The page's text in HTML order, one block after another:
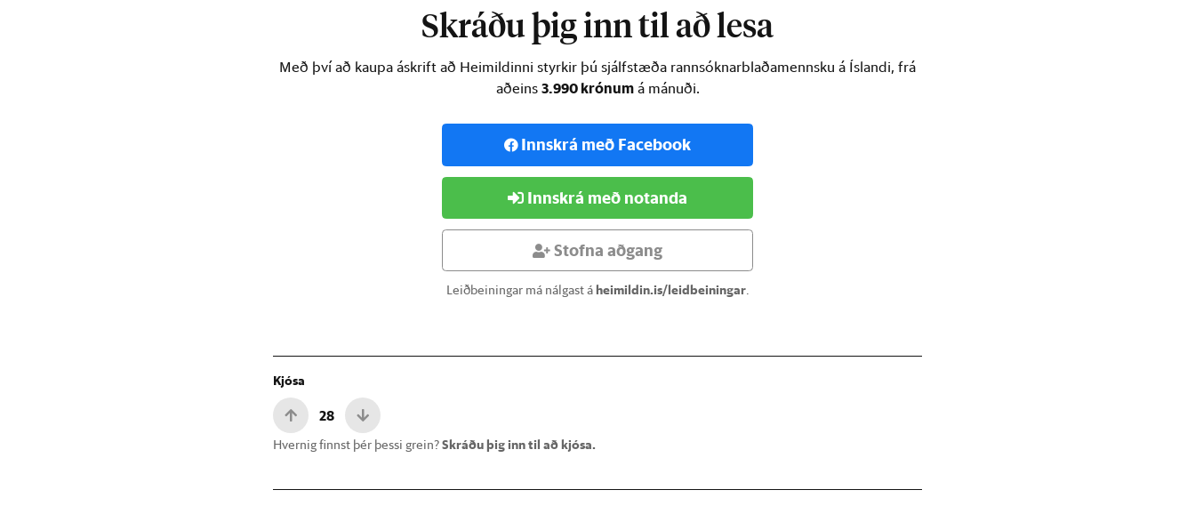
Skráðu þig inn til að lesa
Með því að kaupa áskrift að Heimildinni styrkir þú sjálfstæða rannsóknarblaðamennsku á Íslandi, frá
aðeins 3.990 krónumá mánuði.
Innskrá með Facebook
Innskrá með notanda
Stofna aðgang
Leiðbeiningar má nálgast á heimildin.is/leidbeiningar.
Kjósa
28
Hvernig finnst þér þessi grein?Skráðu þig inn til að kjósa.